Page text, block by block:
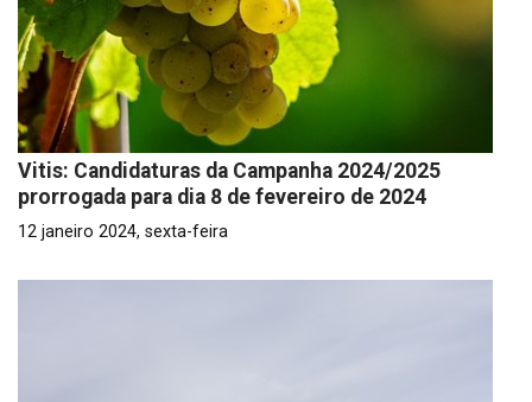
Vitis: Candidaturas da Campanha 2024/2025
prorrogada para dia 8 de fevereiro de 2024
12 janeiro 2024, sexta-feira